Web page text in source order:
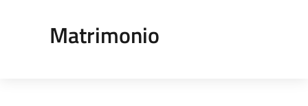
Matrimonio